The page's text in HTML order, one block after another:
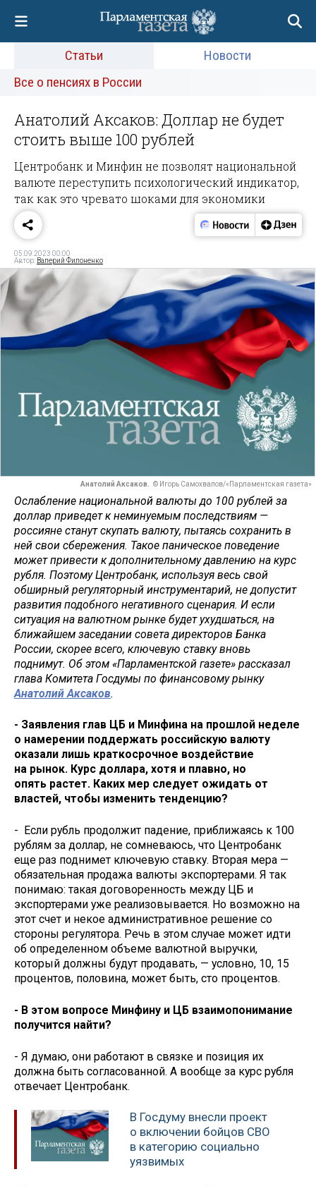
Статьи
Новости
Все о пенсиях в России
Анатолий Аксаков: Доллар не будет
стоить выше 100 рублей
Центробанк и Минфин не позволят национальной
валюте переступить психологический индикатор,
так как это чревато шоками для экономики
05.09.2023 00:00
Автор: Валерий Филоненко
Анатолий Аксаков. © Игорь Самохвалов/«Парламентская газета»
Ослабление национальной валюты до 100 рублей за
доллар приведет к неминуемым последствиям —
россияне станут скупать валюту, пытаясь сохранить в
ней свои сбережения. Такое паническое поведение
может привести к дополнительному давлению на курс
рубля. Поэтому Центробанк, используя весь свой
обширный регуляторный инструментарий, не допустит
развития подобного негативного сценария. И если
ситуация на валютном рынке будет ухудшаться, на
ближайшем заседании совета директоров Банка
России, скорее всего, ключевую ставку вновь
поднимут. Об этом «Парламентской газете» рассказал
глава Комитета Госдумы по финансовому рынку
Анатолий Аксаков.
- Заявления глав ЦБ и Минфина на прошлой неделе
о намерении поддержать российскую валюту
оказали лишь краткосрочное воздействие
на рынок. Курс доллара, хотя и плавно, но
опять растет. Каких мер следует ожидать от
властей, чтобы изменить тенденцию?
- Если рубль продолжит падение, приближаясь к 100
рублям за доллар, не сомневаюсь, что Центробанк
еще раз поднимет ключевую ставку. Вторая мера —
обязательная продажа валюты экспортерами. Я так
понимаю: такая договоренность между ЦБ и
экспортерами уже реализовывается. Но возможно на
этот счет и некое административное решение со
стороны регулятора. Речь в этом случае может идти
об определенном объеме валютной выручки,
который должны будут продавать, — условно, 10, 15
процентов, половина, может быть, сто процентов.
- В этом вопросе Минфину и ЦБ взаимопонимание
получится найти?
- Я думаю, они работают в связке и позиция их
должна быть согласованной. А вообще за курс рубля
отвечает Центробанк.
В Госдуму внесли проект
о включении бойцов СВО
в категорию социально
уязвимых